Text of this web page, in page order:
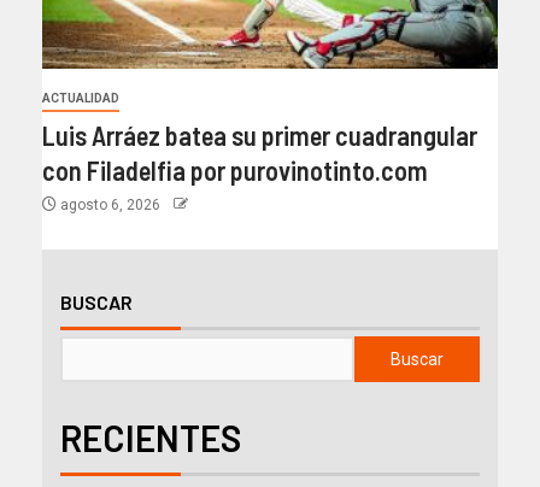
ACTUALIDAD
Luis Arráez batea su primer cuadrangular
con Filadelfia por purovinotinto.com
agosto 6, 2026
BUSCAR
Buscar
RECIENTES